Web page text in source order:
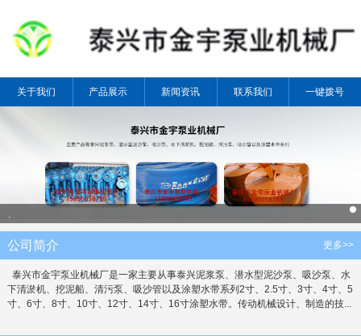
关于我们 产品展示 新闻资讯 联系我们 一键拨号
公司简介 更多>>
泰兴市金宇泵业机械厂是一家主要从事泰兴泥浆泵、潜水型泥沙泵、吸沙泵、水
下清淤机、挖泥船、清污泵、吸沙管以及涂塑水带系列2寸、2.5寸、3寸、4寸、5
寸、6寸、8寸、10寸、12寸、14寸、16寸涂塑水带。传动机械设计、制造的技...